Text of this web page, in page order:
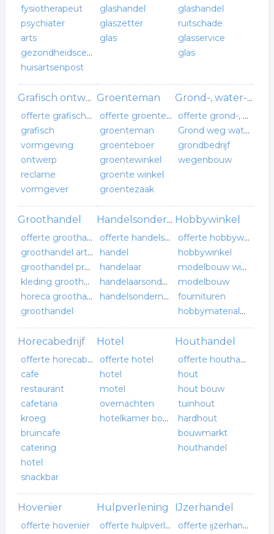
fysiotherapeut
psychiater
arts
gezondheidscentrum
huisartsenpost
glashandel
glaszetter
glas
glashandel
ruitschade
glasservice
glas
Grafisch ontwerper
offerte grafisch ontwerper
grafisch
vormgeving
ontwerp
reclame
vormgever
Groenteman
offerte groenteman
groenteman
groenteboer
groentewinkel
groente winkel
groentezaak
Grond-, water- en wegenbouw bedrijf
offerte grond-, water- en wegenbouw bedrijf
Grond weg waterbouw
grondbedrijf
wegenbouw
Groothandel
offerte groothandel
groothandel artikelen
groothandel producten
kleding groothandel
horeca groothandel
groothandel
Handelsonderneming
offerte handelsonderneming
handel
handelaar
handelaarsonderneming
handelsonderneming
Hobbywinkel
offerte hobbywinkel
hobbywinkel
modelbouw winkel
modelbouw
fournituren
hobbymaterialen
Horecabedrijf
offerte horecabedrijf
cafe
restaurant
cafetaria
kroeg
bruincafe
catering
hotel
snackbar
Hotel
offerte hotel
hotel
motel
overnachten
hotelkamer boeken
Houthandel
offerte houthandel
hout
hout bouw
tuinhout
hardhout
bouwmarkt
houthandel
Hovenier
offerte hovenier
Hulpverlening
offerte hulpverlening
IJzerhandel
offerte ijzerhandel